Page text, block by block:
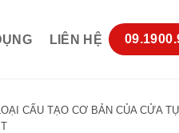
LIÊN HỆ
CẤU TẠO CƠ BẢN CỦA CỬA